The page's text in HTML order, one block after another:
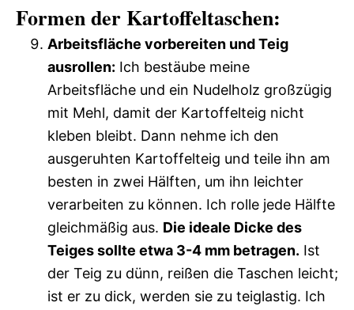
Formen der Kartoffeltaschen:
Arbeitsfläche vorbereiten und Teig
ausrollen: Ich bestäube meine
Arbeitsfläche und ein Nudelholz großzügig
mit Mehl, damit der Kartoffelteig nicht
kleben bleibt. Dann nehme ich den
ausgeruhten Kartoffelteig und teile ihn am
besten in zwei Hälften, um ihn leichter
verarbeiten zu können. Ich rolle jede Hälfte
gleichmäßig aus. Die ideale Dicke des
Teiges sollte etwa 3-4 mm betragen. Ist
der Teig zu dünn, reißen die Taschen leicht;
ist er zu dick, werden sie zu teiglastig. Ich